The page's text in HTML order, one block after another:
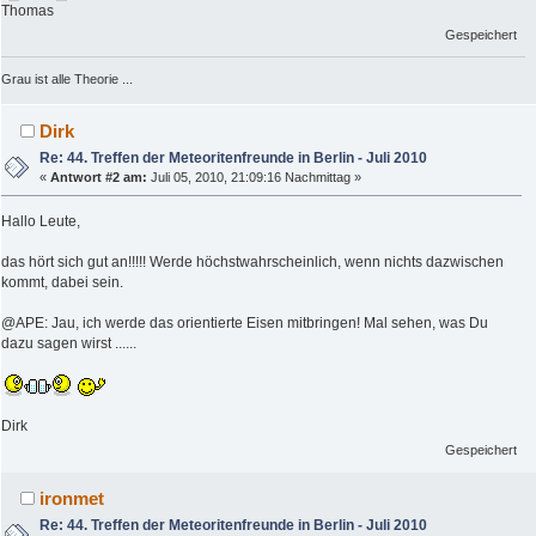
Thomas
Gespeichert
Grau ist alle Theorie ...
Dirk
Re: 44. Treffen der Meteoritenfreunde in Berlin - Juli 2010
«Antwort #2 am: Juli 05, 2010, 21:09:16 Nachmittag »
Hallo Leute,
das hört sich gut an!!!!! Werde höchstwahrscheinlich, wenn nichts dazwischen
kommt, dabei sein.
@APE: Jau, ich werde das orientierte Eisen mitbringen! Mal sehen, was Du
dazu sagen wirst ......
Dirk
Gespeichert
ironmet
Re: 44. Treffen der Meteoritenfreunde in Berlin - Juli 2010